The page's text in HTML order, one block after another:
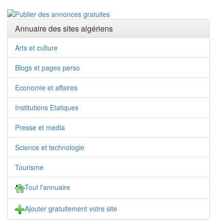
Annuaire des sites algériens
Arts et culture
Blogs et pages perso
Economie et affaires
Institutions Etatiques
Presse et media
Science et technologie
Tourisme
Tout l'annuaire
Ajouter gratuitement votre site